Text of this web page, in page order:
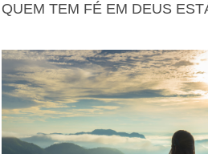
QUEM TEM FÉ EM DEUS